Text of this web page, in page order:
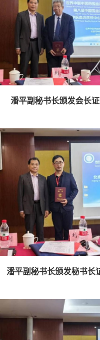
潘平副秘书长颁发会长
潘平副秘书长颁发秘书长